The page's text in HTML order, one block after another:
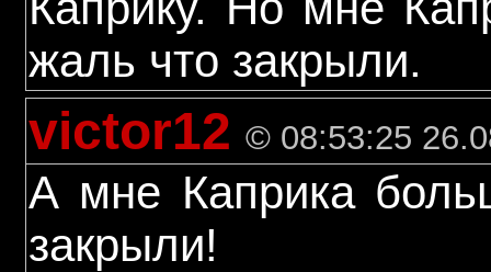
жаль что закрыли.
victor12 © 08:53:25
А мне Каприка
закрыли!